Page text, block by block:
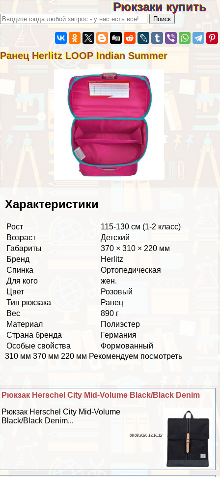
Рюкзаки купить
Ранец Herlitz LOOP Indian Summer
Хаpaктеристики
Рост
115-130 см (1-2 класс)
Возраст
Детский
Габариты
370 × 310 × 220 мм
Бренд
Herlitz
Спинка
Ортопедическая
Для кого
жен.
Цвет
Розовый
Тип рюкзака
Ранец
Вес
890 г
Материал
Полиэстер
Страна бренда
Германия
Особые свойства
Формованный
310 мм 370 мм 220 мм Рекомендуем посмотреть
Рюкзак Herschel City Mid-Volume Black/Black Denim
Рюкзак Herschel City Mid-Volume
Black/Black Denim...
08 08 2026 13:16:12